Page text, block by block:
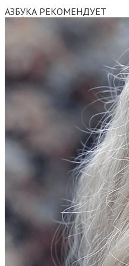
АЗБУКА РЕКОМЕНДУЕТ